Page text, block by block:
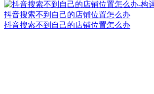
抖音搜索不到自己的店铺位置怎么办
抖音搜索不到自己的店铺位置怎么办